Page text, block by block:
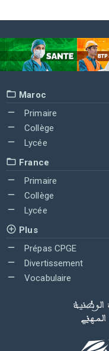
Maroc
Primaire
Collège
Lycée
France
Primaire
Collège
Lycée
Plus
Prépas CPGE
Divertissement
Vocabulaire